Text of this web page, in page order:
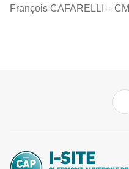
François CAFARELLI –